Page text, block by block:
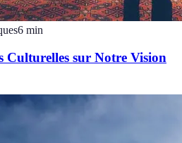
6 min
Culturelles sur Notre Vision